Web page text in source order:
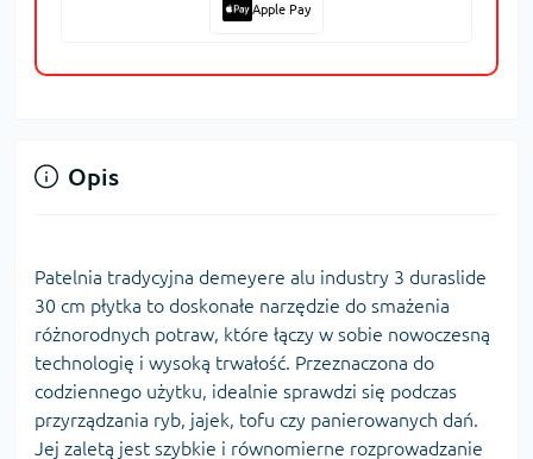
Apple Pay
Opis
Patelnia tradycyjna demeyere alu industry 3 duraslide
30 cm płytka to doskonałe narzędzie do smażenia
różnorodnych potraw, które łączy w sobie nowoczesną
technologię i wysoką trwałość. Przeznaczona do
codziennego użytku, idealnie sprawdzi się podczas
przyrządzania ryb, jajek, tofu czy panierowanych dań.
Jej zaletą jest szybkie i równomierne rozprowadzanie